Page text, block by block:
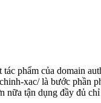
phẩm của domain
xac/ là bước phần
nữa tận dụng đầy đủ